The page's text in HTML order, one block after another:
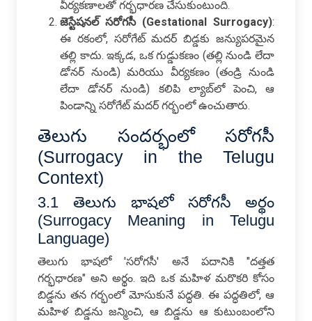
వీర్యకణాలతో గర్భధారణ చేసుకుంటుంది.
జెస్టేషనల్ సరోగసీ (Gestational Surrogacy):
ఈ రకంలో, సరోగేట్ మదర్ బిడ్డకు జన్యుపరమైన
తల్లి కాదు. ఇక్కడ, ఒక గుడ్డుకణం (తల్లి నుండి లేదా
డోనర్ నుండి) మరియు వీర్యకణం (తండ్రి నుండి
లేదా డోనర్ నుండి) కలిపి ల్యాబ్‌లో పెంచి, ఆ
పిండాన్ని సరోగేట్ మదర్ గర్భంలో ఉంచుతారు.
తెలుగు సందర్భంలో సరోగసీ
(Surrogacy in the Telugu
Context)
3.1 తెలుగు భాషలో సరోగసీ అర్థం
(Surrogacy Meaning in Telugu
Language)
తెలుగు భాషలో 'సరోగసీ' అనే పదానికి "దత్తత
గర్భధారణ" అని అర్థం. ఇది ఒక మహిళ మరొకరి కోసం
బిడ్డను తన గర్భంలో మోసుకునే పద్ధతి. ఈ పద్ధతిలో, ఆ
మహిళ బిడ్డను జన్మించి, ఆ బిడ్డను ఆ కుటుంబంలోని